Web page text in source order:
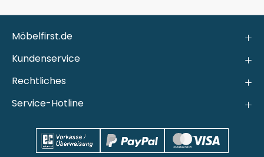
Möbelfirst.de
Kundenservice
Rechtliches
Service-Hotline